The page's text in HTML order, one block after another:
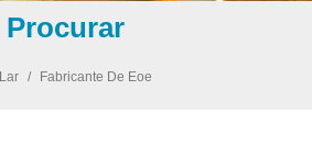
Procurar
Lar / Fabricante De Eoe